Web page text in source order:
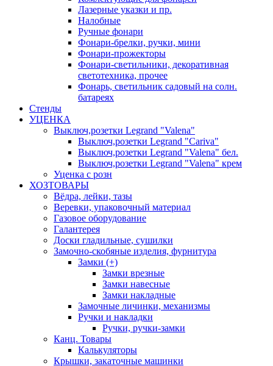
Лазерные указки и пр.
Налобные
Ручные фонари
Фонари-брелки, ручки, мини
Фонари-прожекторы
Фонари-светильники, декоративная
светотехника, прочее
Фонарь, светильник садовый на солн.
батареях
Стенды
УЦЕНКА
Выключ,розетки Legrand "Valena"
Выключ,розетки Legrand "Cariva"
Выключ,розетки Legrand "Valena" бел.
Выключ,розетки Legrand "Valena" крем
Уценка с розн
ХОЗТОВАРЫ
Вёдра, лейки, тазы
Веревки, упаковочный материал
Газовое оборудование
Галантерея
Доски гладильные, сушилки
Замочно-скобяные изделия, фурнитура
Замки (+)
Замки врезные
Замки навесные
Замки накладные
Замочные личинки, механизмы
Ручки и накладки
Ручки, ручки-замки
Канц. Товары
Калькуляторы
Крышки, закаточные машинки